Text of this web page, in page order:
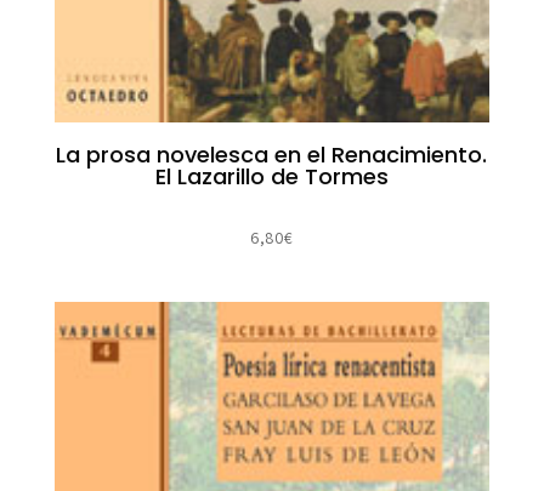
La prosa novelesca en el Renacimiento.
El Lazarillo de Tormes
6,80€